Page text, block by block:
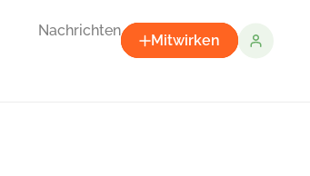
Nachrichten
Mitwirken